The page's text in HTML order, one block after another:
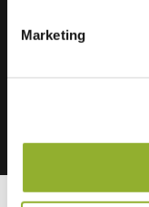
Marketing